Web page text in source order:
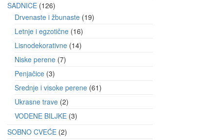
SADNICE 126
Drvenaste i žbunaste 19
Letnje i egzotične 16
Lisnodekorativne 14
Niske perene 7
Penjačice 3
Srednje i visoke perene 61
Ukrasne trave 2
VODENE BILJKE 3
SOBNO CVEĆE 2